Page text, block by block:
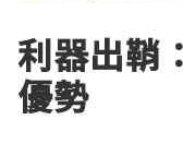
利器出鞘
優勢